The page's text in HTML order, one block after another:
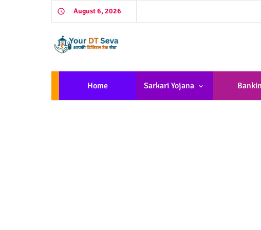
August 6, 2026
Home Sarkari Yojana